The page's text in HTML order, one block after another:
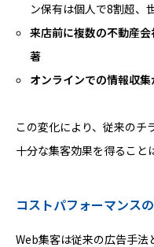
ン保有は個人で8割超、
来店前に複数の不動産
著
オンラインでの情報収
この変化により、従来のチ
十分な集客効果を得ること
コストパフォーマンス
Web集客は従来の広告手法